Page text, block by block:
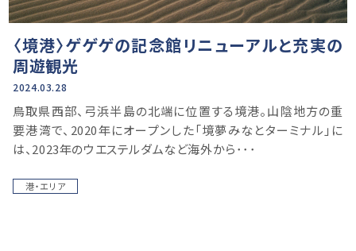
〈境港〉ゲゲゲの記念館リニューアルと充実の
周遊観光
2024.03.28
鳥取県西部、弓浜半島の北端に位置する境港。山陰地方の重
要港湾で、2020年にオープンした「境夢みなとターミナル」に
は、2023年のウエステルダムなど海外から･･･
港・エリア